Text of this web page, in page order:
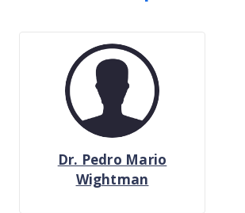
Dr. Pedro Mario
Wightman